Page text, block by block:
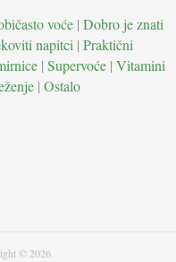
voće| Dobro je znati
napitci | Praktični
| Supervoće| Vitamini
| Ostalo
© 2026.